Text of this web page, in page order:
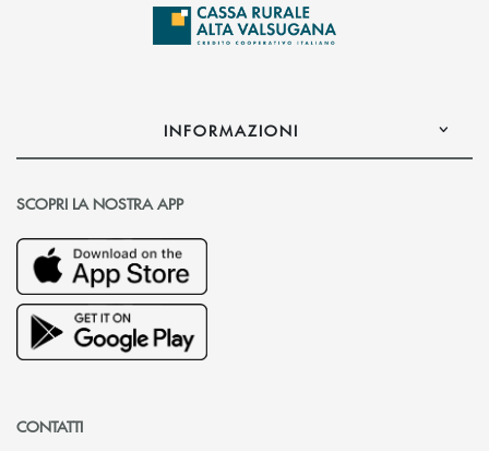
INFORMAZIONI
SCOPRI LA NOSTRA APP
CONTATTI